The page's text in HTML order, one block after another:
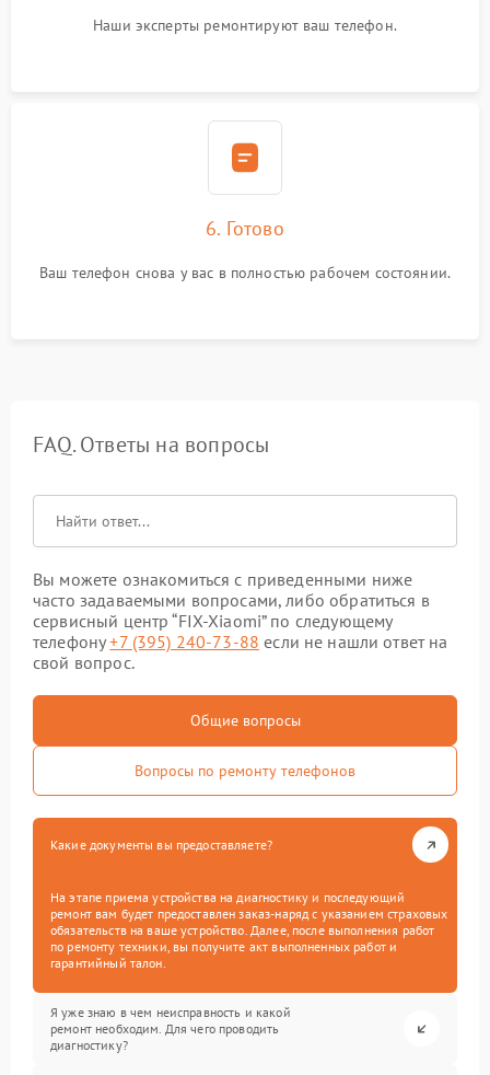
Наши эксперты ремонтируют ваш телефон.
6. Готово
Ваш телефон снова у вас в полностью рабочем состоянии.
FAQ. Ответы на вопросы
Вы можете ознакомиться с приведенными ниже
часто задаваемыми вопросами, либо обратиться в
сервисный центр “FIX-Xiaomi” по следующему
телефону+7 (395) 240-73-88 если не нашли ответ на
свой вопрос.
Общие вопросы
Вопросы по ремонту телефонов
Какие документы вы предоставляете?
На этапе приема устройства на диагностику и последующий
ремонт вам будет предоставлен заказ-наряд с указанием страховых
обязательств на ваше устройство. Далее, после выполнения работ
по ремонту техники, вы получите акт выполненных работ и
гарантийный талон.
Я уже знаю в чем неисправность и какой
ремонт необходим. Для чего проводить
диагностику?